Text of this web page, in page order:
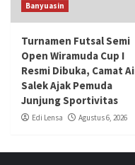
Banyuasin
Turnamen Futsal Semi
Open Wiramuda Cup I
Resmi Dibuka, Camat
Salek Ajak Pemuda
Junjung Sportivitas
Edi Lensa Agustus 6, 2026